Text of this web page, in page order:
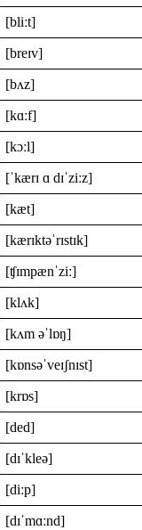
[bliːt]
[breɪv]
[bʌz]
[kɑːf]
[kɔːl]
[ˈkærɪ ɑ dɪˈziːz]
[kæt]
[kærɪktəˈrɪstɪk]
[ʧɪmpænˈziː]
[klʌk]
[kʌm əˈlɒŋ]
[kɒnsəˈveɪʃnɪst]
[krɒs]
[ded]
[dɪˈkleə]
[diːp]
[dɪˈmɑːnd]